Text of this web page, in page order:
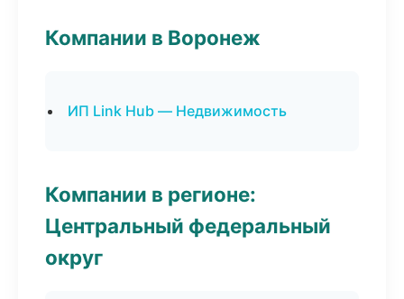
Компании в Воронеж
ИП Link Hub — Недвижимость
Компании в регионе:
Центральный федеральный
округ